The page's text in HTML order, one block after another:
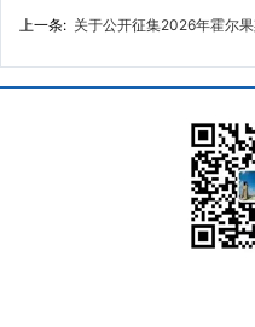
上一条: 关于公开征集2026年霍尔